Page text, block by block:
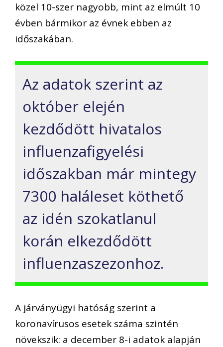
közel 10-szer nagyobb, mint az elmúlt 10
évben bármikor az évnek ebben az
időszakában.
Az adatok szerint az
október elején
kezdődött hivatalos
influenzafigyelési
időszakban már mintegy
7300 haláleset köthető
az idén szokatlanul
korán elkezdődött
influenzaszezonhoz.
A járványügyi hatóság szerint a
koronavírusos esetek száma szintén
növekszik: a december 8-i adatok alapján